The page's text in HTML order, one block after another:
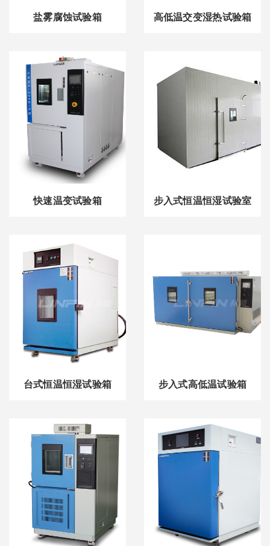
盐雾腐蚀试验箱 高低温交变湿热试验箱
快速温变试验箱 步入式恒温恒湿试验室
台式恒温恒湿试验箱 步入式高低温试验箱